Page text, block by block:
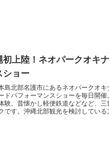
初上陸！ネオパークオキ
ショー
島北部名護市にあるネオパークオ
ドパフォーマンスショーを毎日開
験。昔懐かし軽便鉄道などなど、
です。沖縄北部観光を検討している